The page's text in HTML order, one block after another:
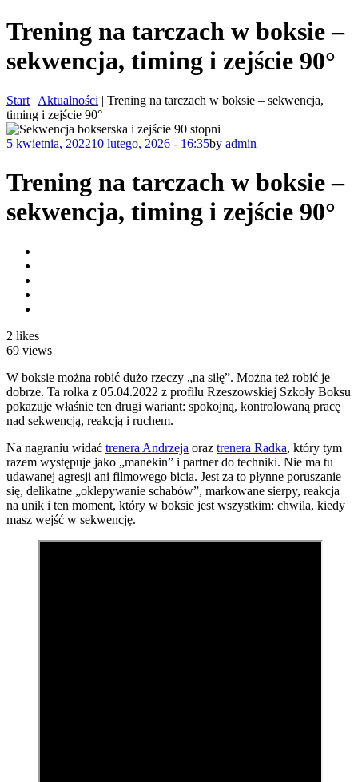
Skip
to
content
Trening na tarczach w boksie –
sekwencja, timing i zejście 90°
Start | Aktualności | Trening na tarczach w boksie – sekwencja,
timing i zejście 90°
Posted
5 kwietnia, 202210 lutego, 2026 - 16:35Author
by admin
Trening na tarczach w boksie –
sekwencja, timing i zejście 90°
2 likes
69 views
W boksie można robić dużo rzeczy „na siłę”. Można też robić je
dobrze. Ta rolka z 05.04.2022 z profilu Rzeszowskiej Szkoły Boksu
pokazuje właśnie ten drugi wariant: spokojną, kontrolowaną pracę
nad sekwencją, reakcją i ruchem.
Na nagraniu widać trenera Andrzeja oraz trenera Radka, który tym
razem występuje jako „manekin” i partner do techniki. Nie ma tu
udawanej agresji ani filmowego bicia. Jest za to płynne poruszanie
się, delikatne „oklepywanie schabów”, markowane sierpy, reakcja
na unik i ten moment, który w boksie jest wszystkim: chwila, kiedy
masz wejść w sekwencję.